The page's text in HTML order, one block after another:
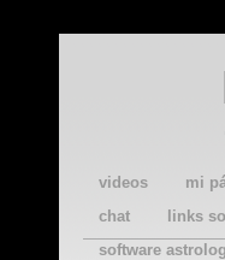
videos
mi
chat
links
software